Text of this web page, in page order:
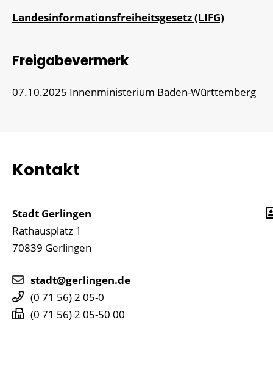
Landesinformationsfreiheitsgesetz (LIFG)
Freigabevermerk
07.10.2025 Innenministerium Baden-Württemberg
Kontakt
Stadt Gerlingen
Rathausplatz 1
70839 Gerlingen
stadt@gerlingen.de
(0 71 56) 2 05-0
(0 71 56) 2 05-50 00